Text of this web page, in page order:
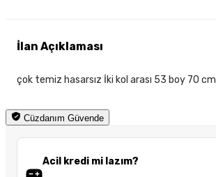
Cüzdanım Güvende
Acil kredi mi lazım?
İlan Açıklaması
çok temiz hasarsız İki kol arası 53 boy 70 cm